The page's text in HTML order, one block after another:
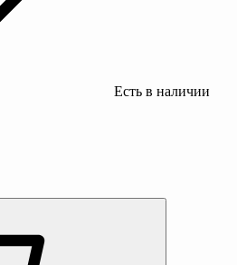
Есть в наличии